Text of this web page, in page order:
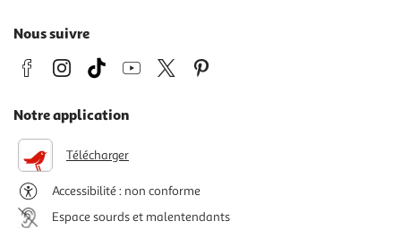
Nous suivre
Notre application
Télécharger
Accessibilité : non conforme
Espace sourds et malentendants